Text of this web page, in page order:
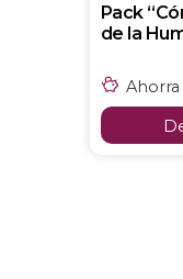
Pack
de la